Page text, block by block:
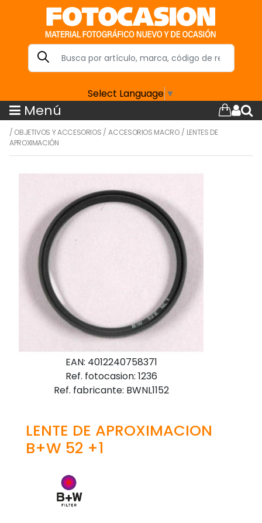
Select Language ▼
Menú
/ OBJETIVOS Y ACCESORIOS /ACCESORIOS MACRO/ LENTES DE
APROXIMACIÓN
EAN: 4012240758371
Ref. fotocasion: 1236
Ref. fabricante: BWNL1152
LENTE DE APROXIMACION
B+W 52 +1